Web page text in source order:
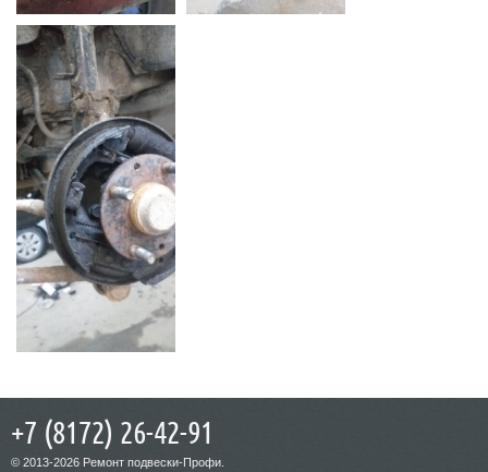
© 2013-2026 Ремонт подвески-Профи.
+7 (8172) 26-42-91